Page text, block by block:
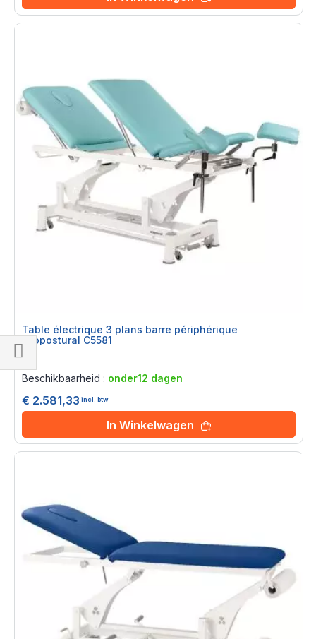
Table électrique 3 plans barre périphérique
Ecopostural C5581
0%
Beschikbaarheid : onder12 dagen
€ 2.581,33 incl. btw
In Winkelwagen
Filteren